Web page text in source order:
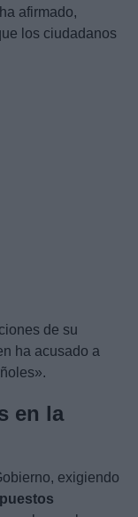
afirmado,
los ciudadanos
de su
ha acusado a
en la
exigiendo